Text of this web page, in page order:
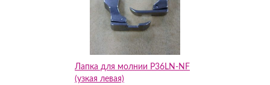
Лапка для молнии P36LN-NF
(узкая левая)